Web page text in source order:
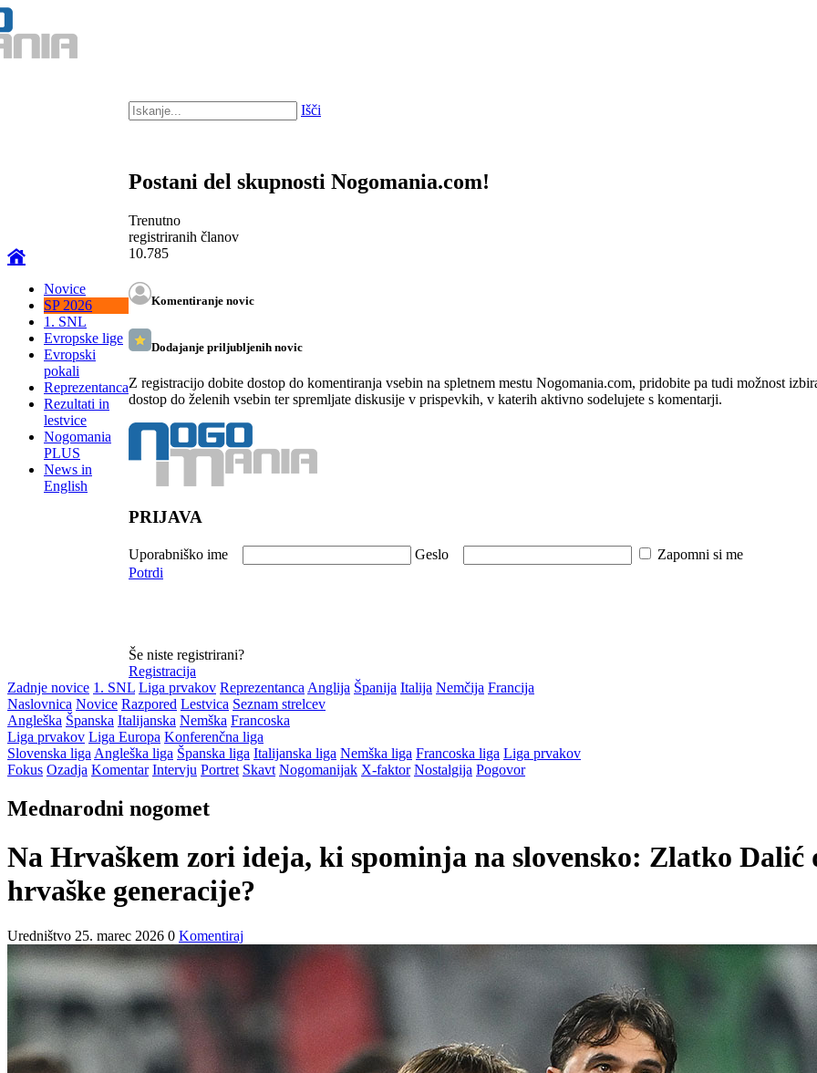
Novice
SP 2026
1. SNL
Evropske lige
Evropski
pokali
Reprezentanca
Rezultati in
lestvice
Nogomania
PLUS
News in
English
Išči
Postani del skupnosti Nogomania.com!
Trenutno
registriranih članov
10.785
Komentiranje novic
Dodajanje priljubljenih novic
Z registracijo dobite dostop do komentiranja vsebin na spletnem mestu Nogomania.com, pridobite pa tudi možnost
dostop do želenih vsebin ter spremljate diskusije v prispevkih, v katerih aktivno sodelujete s komentarji.
PRIJAVA
Uporabniško ime Geslo Zapomni si me
Potrdi
Še niste registrirani?
Registracija
Zadnje novice 1. SNL Liga prvakov Reprezentanca Anglija Španija Italija Nemčija Francija
Naslovnica Novice Razpored Lestvica Seznam strelcev
Angleška Španska Italijanska Nemška Francoska
Liga prvakov Liga Europa Konferenčna liga
Slovenska liga Angleška liga Španska liga Italijanska liga Nemška liga Francoska liga Liga prvakov
Fokus Ozadja Komentar Intervju Portret Skavt Nogomanijak X-faktor Nostalgija Pogovor
Mednarodni nogomet
Na Hrvaškem zori ideja, ki spominja na slovensko: Zlatko Dalić
hrvaške generacije?
Uredništvo 25. marec 2026 0 Komentiraj